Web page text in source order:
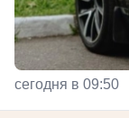
сегодня в 09:50